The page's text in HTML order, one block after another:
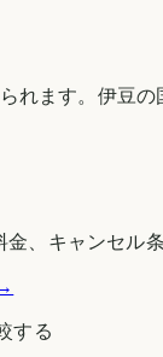
れます。 伊豆の
、キャンセル
する